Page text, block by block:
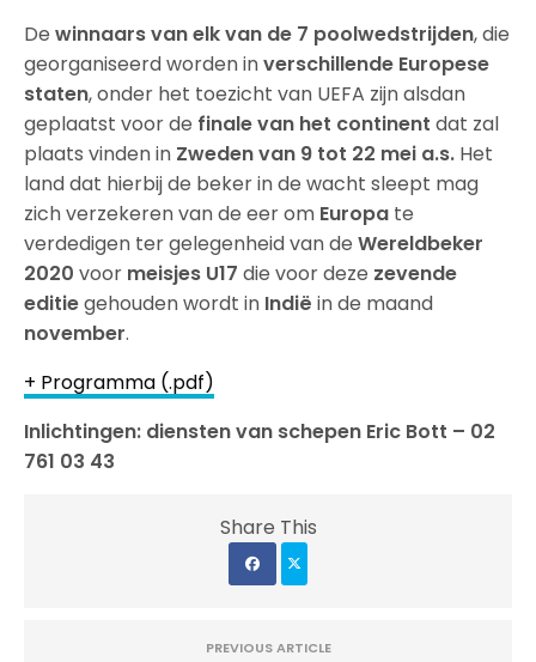
Dewinnaars van elk van de 7 poolwedstrijden, die
georganiseerd worden inverschillende Europese
staten, onder het toezicht van UEFA zijn alsdan
geplaatst voor de finale van het continent dat zal
plaats vinden in Zweden van 9 tot 22 mei a.s. Het
land dat hierbij de beker in de wacht sleept mag
zich verzekeren van de eer om Europa te
verdedigen ter gelegenheid van deWereldbeker
2020 voor meisjes U17 die voor deze zevende
editiegehouden wordt in Indië in de maand
november.
+ Programma (.pdf)
Inlichtingen: diensten van schepen Eric Bott – 02
761 03 43
Share This
PREVIOUS ARTICLE